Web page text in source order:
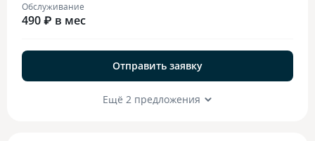
Обслуживание
490 ₽ в мес
Отправить заявку
Ещё 2 предложения